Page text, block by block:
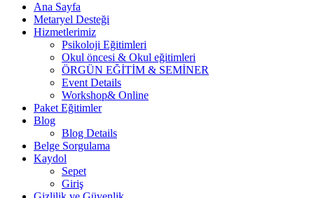
Ana Sayfa
Metaryel Desteği
Hizmetlerimiz
Psikoloji Eğitimleri
Okul öncesi & Okul eğitimleri
ÖRGÜN EĞİTİM & SEMİNER
Event Details
Workshop& Online
Paket Eğitimler
Blog
Blog Details
Belge Sorgulama
Kaydol
Sepet
Giriş